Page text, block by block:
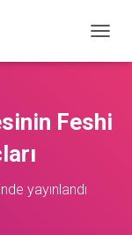
E
Ü
Feshi
yayınlandı